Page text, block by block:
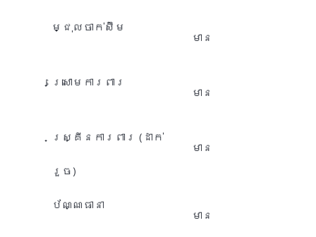
ម្ជុលចាក់ស៊ីម
មាន
ស្រោមការពារ
មាន
​ស្គ្រីនការពារ (ដាក់
រួច)
មាន
ប័ណ្ណធានា
មាន